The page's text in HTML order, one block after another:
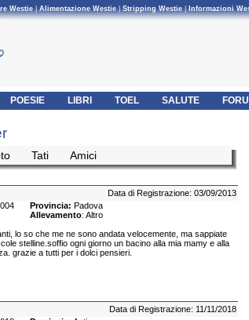
Westie|Alimentazione Westie|Stripping Westie| Informazioni
POESIE LIBRI TOEL SALUTE
Tati Amici
Data di Registrazione: 03/09/2013
Provincia: Padova
Allevamento: Altro
lo so che me ne sono andata velocemente, ma sappiate
stelline.soffio ogni giorno un bacino alla mia mamy e alla
grazie a tutti per i dolci pensieri.
Data di Registrazione: 11/11/2018